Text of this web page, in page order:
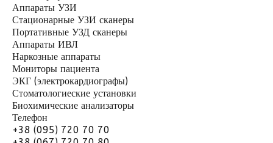
Аппараты УЗИ
Стационарные УЗИ сканеры
Портативные УЗД сканеры
Аппараты ИВЛ
Наркозные аппараты
Мониторы пациента
ЭКГ (электрокардиографы)
Стоматологиеские установки
Биохимические анализаторы
Телефон
+38 (095) 720 70 70